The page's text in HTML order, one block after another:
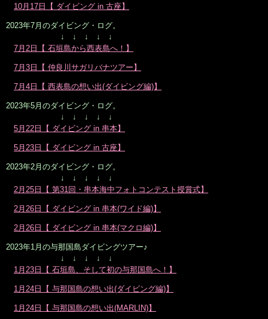
10月17日【 ダイビング in 古座】
2023年7月のダイビング・ログ。
↓ ↓ ↓ ↓ ↓
7月2日【 石垣島から西表島へ！】
7月3日【 仲良川サガリバナツアー】
7月4日【 西表島の想い出(ダイビング編)】
2023年5月のダイビング・ログ。
↓ ↓ ↓ ↓ ↓
5月22日【 ダイビング in 串本】
5月23日【 ダイビング in 古座】
2023年2月のダイビング・ログ。
↓ ↓ ↓ ↓ ↓
2月25日【 第31回・串本海中フォトコンテスト授賞式】
2月26日【 ダイビング in 串本(ワイド編)】
2月26日【 ダイビング in 串本(マクロ編)】
2023年1月の与那国島ダイビングツアー♪
↓ ↓ ↓ ↓ ↓
1月23日【 石垣島、そして初の与那国島へ！】
1月24日【 与那国島の想い出(ダイビング編)】
1月24日【 与那国島の想い出(MARLIN)】